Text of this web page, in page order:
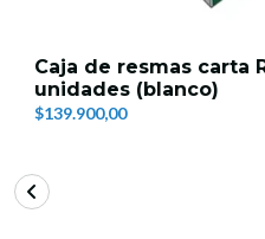
Caja de resmas carta
unidades (blanco)
$139.900,00